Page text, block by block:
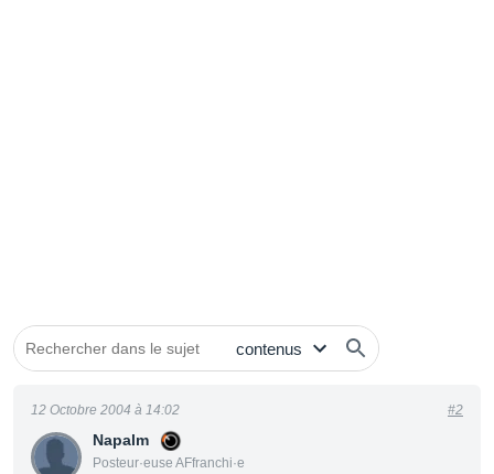
Napalm
Posteur·euse AFfranchi·e
12 Octobre 2004 à 14:02 #2